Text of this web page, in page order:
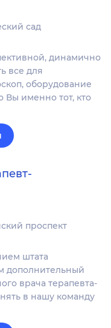
сад
динамично
все для
оборудование
Вы именно тот, кто
проспект
штата
дополнительный
врача терапевта-
в нашу команду